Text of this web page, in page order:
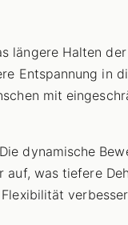
längere Halten
Entspannung in
mit
Die dynamische
auf, was tiefere